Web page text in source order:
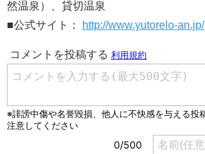
然温泉）、貸切温泉
■公式サイト：
http://www.yutorelo-an.jp/